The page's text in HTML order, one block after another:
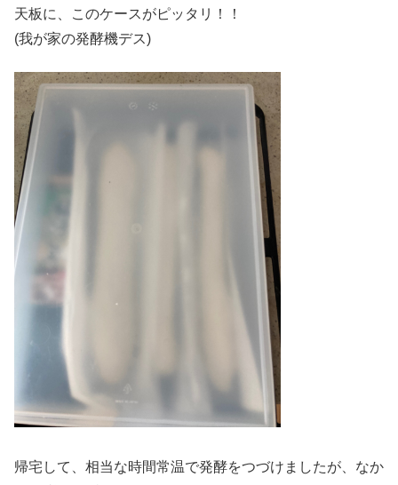
天板に、このケースがピッタリ！！
(我が家の発酵機デス)
帰宅して、相当な時間常温で発酵をつづけましたが、なか